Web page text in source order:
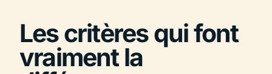
Les critères qui font
vraiment la